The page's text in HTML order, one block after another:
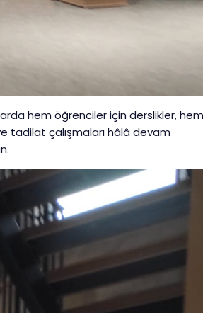
hem öğrenciler için derslikler, hem
tadilat çalışmaları hâlâ devam